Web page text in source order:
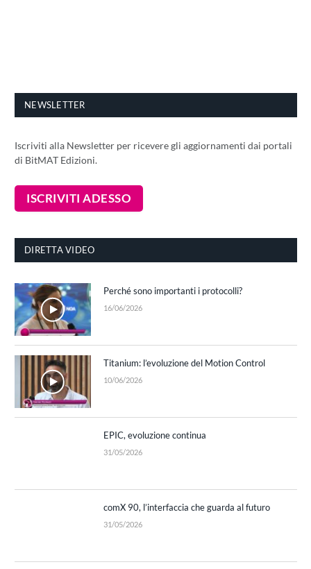
NEWSLETTER
Iscriviti alla Newsletter per ricevere gli aggiornamenti dai portali
di BitMAT Edizioni.
DIRETTA VIDEO
Perché sono importanti i protocolli?
16/06/2026
Titanium: l’evoluzione del Motion Control
10/06/2026
EPIC, evoluzione continua
31/05/2026
comX 90, l’interfaccia che guarda al futuro
31/05/2026